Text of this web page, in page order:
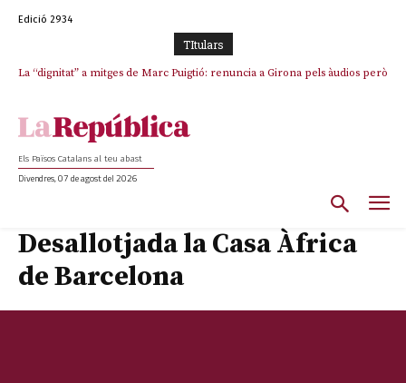
Edició 2934
TItulars
La “dignitat” a mitges de Marc Puigtió: renuncia a Girona pels àudios però
Els Països Catalans al teu abast
Divendres, 07 de agost del 2026
Desallotjada la Casa Àfrica
de Barcelona